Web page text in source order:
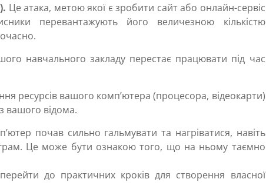
Це атака, метою якої є зробити сайт або онлайн-сервіс
перевантажують його величезною кількістю
навчального закладу перестає працювати під час
ресурсів вашого комп’ютера (процесора, відеокарти)
вашого відома.
почав сильно гальмувати та нагріватися, навіть
Це може бути ознакою того, що на ньому таємно
до практичних кроків для створення власної